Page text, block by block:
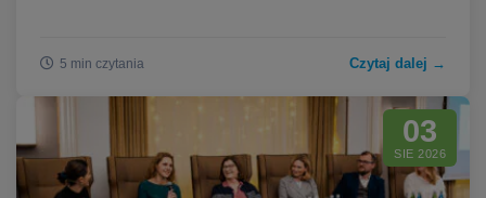
5 min czytania Czytaj dalej →
03
SIE 2026